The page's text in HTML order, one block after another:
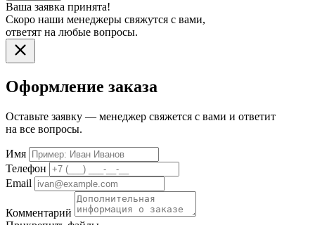
Ваша заявка принята!
Скоро наши менеджеры свяжутся с вами,
ответят на любые вопросы.
Оформление заказа
Оставьте заявку — менеджер свяжется с вами и ответит
на все вопросы.
Имя
Телефон
Email
Комментарий